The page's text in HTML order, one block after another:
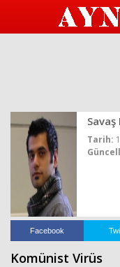
beylikdüzü
beylikdüzü
escort
beylikdüzü
escort
bayan
beylikdüzü
escort
hikayesi
durumu
betturkey
Savaş
Tarih:
Facebook
Komünist Virüs